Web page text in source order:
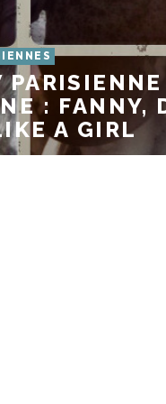
PARISIENNE
: FANNY,
A GIRL